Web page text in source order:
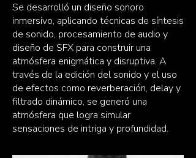
Se desarrolló un diseño sonoro
inmersivo, aplicando técnicas de síntesis
de sonido, procesamiento de audio y
diseño de SFX para construir una
atmósfera enigmática y disruptiva. A
través de la edición del sonido y el uso
de efectos como reverberación, delay y
filtrado dinámico, se generó una
atmósfera que logra simular
sensaciones de intriga y profundidad.